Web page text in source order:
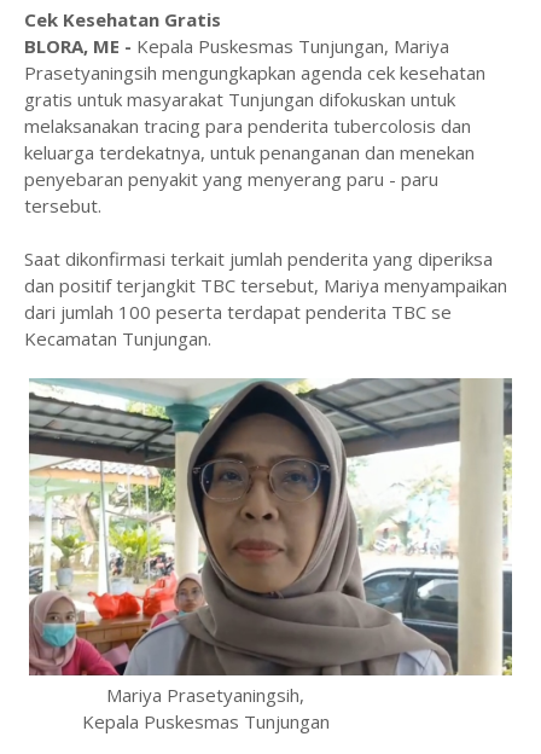
Cek Kesehatan Gratis
BLORA, ME - Kepala Puskesmas Tunjungan, Mariya
Prasetyaningsih mengungkapkan agenda cek kesehatan
gratis untuk masyarakat Tunjungan difokuskan untuk
melaksanakan tracing para penderita tubercolosis dan
keluarga terdekatnya, untuk penanganan dan menekan
penyebaran penyakit yang menyerang paru - paru
tersebut.
Saat dikonfirmasi terkait jumlah penderita yang diperiksa
dan positif terjangkit TBC tersebut, Mariya menyampaikan
dari jumlah 100 peserta terdapat penderita TBC se
Kecamatan Tunjungan.
Mariya Prasetyaningsih,
Kepala Puskesmas Tunjungan